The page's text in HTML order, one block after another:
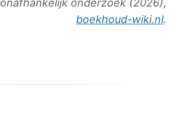
onafhankelijk onderzoek (2026),
boekhoud-wiki.nl.